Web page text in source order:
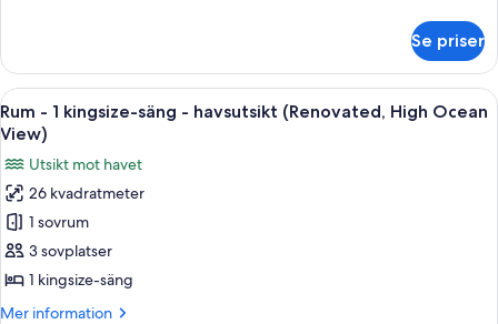
High
Ocean
View)
-
dubbelsängar
-
havsutsikt
(Renovated,
High
Ocean
View)
Se priser
Öppna
alla
foton
för
Rum
-
1
kingsize-
säng
Ett hotellrum med en stor säng, ett
7
Rum - 1 kingsize-säng - havsutsikt (Renovated, High Ocean
View)
Utsikt mot havet
26 kvadratmeter
1 sovrum
3 sovplatser
1 kingsize-säng
Mer information
Mer